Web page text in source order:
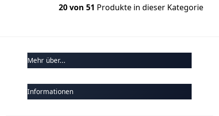
20 von 51 Produkte in dieser Kategorie
Mehr über...
Informationen